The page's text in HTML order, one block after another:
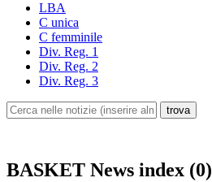
LBA
C unica
C femminile
Div. Reg. 1
Div. Reg. 2
Div. Reg. 3
BASKET News index (0)